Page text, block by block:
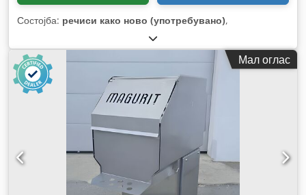
Состојба: речиси како ново (употребувано),
Мал оглас